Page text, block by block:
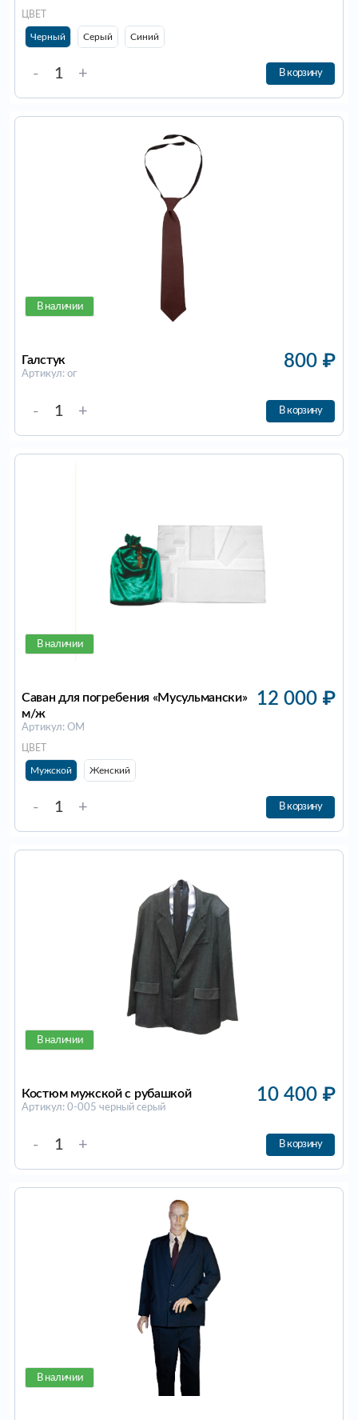
ЦВЕТ
Черный Серый Синий
- + В корзину
В наличии
Галстук
Артикул: ог
800 ₽
- + В корзину
В наличии
Саван для погребения «Мусульмански»
м/ж
Артикул: ОМ
12 000 ₽
ЦВЕТ
Мужской Женский
- + В корзину
В наличии
Костюм мужской с рубашкой
Артикул: 0-005 черный серый
10 400 ₽
- + В корзину
В наличии